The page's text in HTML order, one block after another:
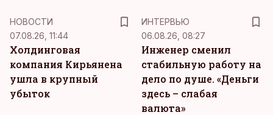
НОВОСТИ
07.08.26, 11:44
Холдинговая
компания Кирьянена
ушла в крупный
убыток
ИНТЕРВЬЮ
06.08.26, 08:27
Инженер сменил
стабильную работу на
дело по душе. «Деньги
здесь – слабая
валюта»